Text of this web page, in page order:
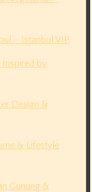
– Istanbul VIP
Inspired by
Design &
& Lifestyle
Gunung &